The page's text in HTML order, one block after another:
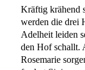
Kräftig krähend
werden die drei
Adelheit leiden
den Hof schallt.
Rosemarie